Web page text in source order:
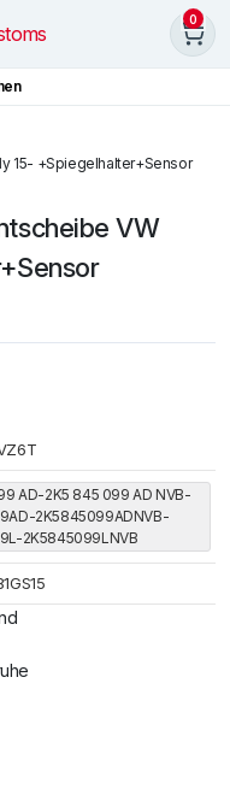
0
15- +Spiegelhalter+Sensor
VW
AD-2K5 845 099 AD NVB-
2K5845099ADNVB-
2K5845099LNVB